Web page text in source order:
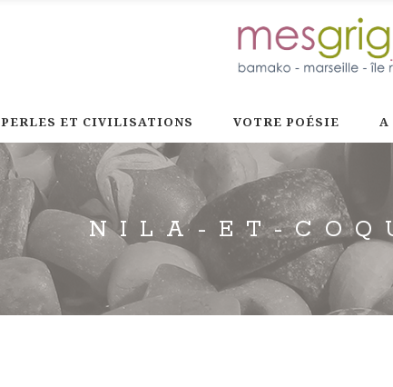
PERLES ET CIVILISATIONS VOTRE POÉSIE A
NILA-ET-